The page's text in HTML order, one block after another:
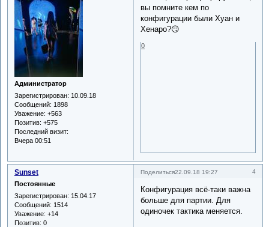
Администратор
Зарегистрирован: 10.09.18
Сообщений: 1898
Уважение: +563
Позитив: +575
Последний визит:
Вчера 00:51
вы помните кем по
конфигурации были Хуан и
Хенаро?😏
0
Поделиться 4
22.09.18 19:27
Sunset
Постоянные
Зарегистрирован: 15.04.17
Сообщений: 1514
Уважение: +14
Позитив: 0
Конфигурация всё-таки важна
больше для партии. Для
одиночек тактика меняется.